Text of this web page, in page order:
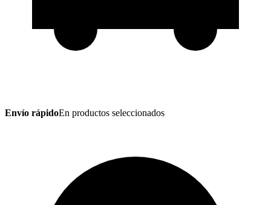
Envío rápidoEn productos seleccionados